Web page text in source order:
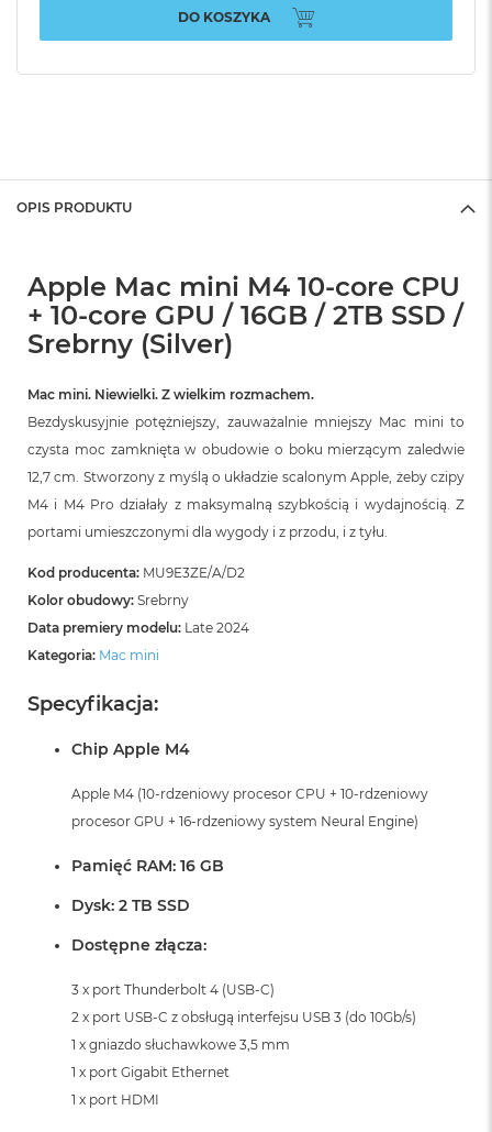
DO KOSZYKA
OPIS PRODUKTU
Apple Mac mini M4 10-core CPU
+ 10-core GPU / 16GB / 2TB SSD /
Srebrny (Silver)
Mac mini. Niewielki. Z wielkim rozmachem.
Bezdyskusyjnie potężniejszy, zauważalnie mniejszy Mac mini to
czysta moc zamknięta w obudowie o boku mierzącym zaledwie
12,7 cm. Stworzony z myślą o układzie scalonym Apple, żeby czipy
M4 i M4 Pro działały z maksymalną szybkością i wydajnością. Z
portami umieszczonymi dla wygody i z przodu, i z tyłu.
Kod producenta: MU9E3ZE/A/D2
Kolor obudowy: Srebrny
Data premiery modelu: Late 2024
Kategoria: Mac mini
Specyfikacja:
Chip Apple M4
Apple M4 (10-rdzeniowy procesor CPU + 10-rdzeniowy
procesor GPU + 16-rdzeniowy system Neural Engine)
Pamięć RAM: 16 GB
Dysk: 2 TB SSD
Dostępne złącza:
3 x port Thunderbolt 4 (USB-C)
2 x port USB-C z obsługą interfejsu USB 3 (do 10Gb/s)
1 x gniazdo słuchawkowe 3,5 mm
1 x port Gigabit Ethernet
1 x port HDMI